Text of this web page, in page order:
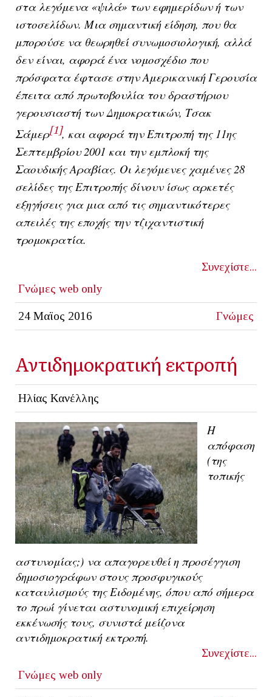
στα λεγόμενα «ψιλά» των εφημερίδων ή των
ιστοσελίδων. Μια σημαντική είδηση, που θα
μπορούσε να θεωρηθεί συνωμοσιολογική, αλλά
δεν είναι, αφορά ένα νομοσχέδιο που
πρόσφατα έφτασε στην Αμερικανική Γερουσία
έπειτα από πρωτοβουλία του δραστήριου
γερουσιαστή των Δημοκρατικών, Τσακ
Σάμερ[1], και αφορά την Επιτροπή της 11ης
Σεπτεμβρίου 2001 και την εμπλοκή της
Σαουδικής Αραβίας. Οι λεγόμενες χαμένες 28
σελίδες της Επιτροπής δίνουν ίσως αρκετές
εξηγήσεις για μια από τις σημαντικότερες
απειλές της εποχής την τζιχαντιστική
τρομοκρατία.
Συνεχίστε...
Γνώμες web only
24 Μαϊος 2016 Γνώμες
Αντιδημοκρατική εκτροπή
Ηλίας Κανέλλης
Η
απόφαση
(της
τοπικής
αστυνομίας;) να απαγορευθεί η προσέγγιση
δημοσιογράφων στους προσφυγικούς
καταυλισμούς της Ειδομένης, όπου από σήμερα
το πρωί γίνεται αστυνομική επιχείρηση
εκκένωσής τους, συνιστά μείζονα
αντιδημοκρατική εκτροπή.
Συνεχίστε...
Γνώμες web only